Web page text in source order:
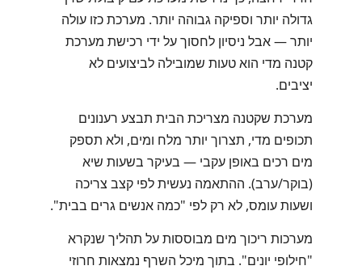
גדולה יותר וספיקה גבוהה יותר. מערכת כזו עולה
יותר — אבל ניסיון לחסוך על ידי רכישת מערכת
קטנה מדי הוא טעות שמובילה לביצועים לא
יציבים.
מערכת שקטנה מצריכת הבית תבצע רענונים
תכופים מדי, תצרוך יותר מלח ומים, ולא תספק
מים רכים באופן עקבי — בעיקר בשעות שיא
(בוקר/ערב). ההתאמה נעשית לפי קצב צריכה
ושעות עומס, לא רק לפי "כמה אנשים גרים בבית".
מערכות ריכוך מים מבוססות על תהליך שנקרא
"חילופי יונים". בתוך מיכל השרף נמצאות חרוזי